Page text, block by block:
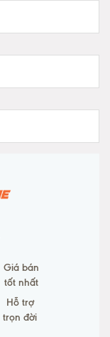
Giá bán
tốt nhất
Hỗ trợ
trọn đời